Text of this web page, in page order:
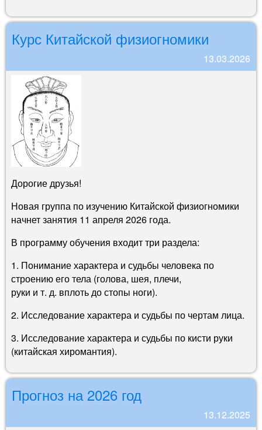
Курс Китайской физиогномики
13.03.2026
Дорогие друзья!
Новая группа по изучению Китайской физиогномики
начнет занятия 11 апреля 2026 года.
В программу обучения входит три раздела:
1. Понимание характера и судьбы человека по
строению его тела (голова, шея, плечи,
руки и т. д. вплоть до стопы ноги).
2. Исследование характера и судьбы по чертам лица.
3. Исследование характера и судьбы по кисти руки
(китайская хиромантия).
Прогноз на 2026 год
13.12.2025